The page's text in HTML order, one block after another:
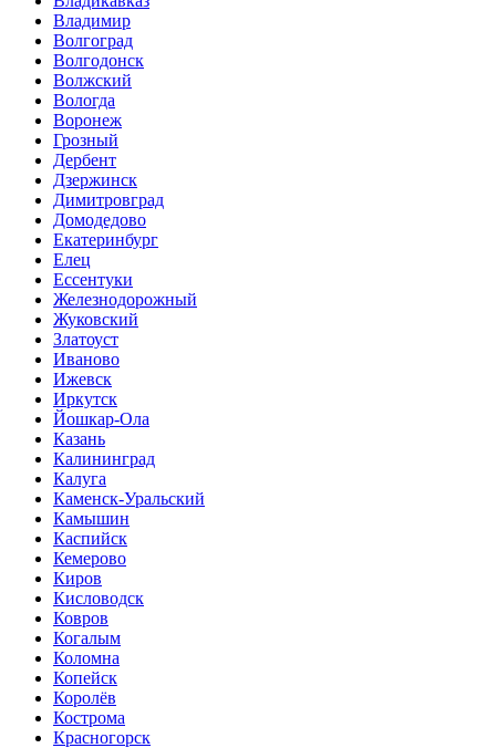
Владимир
Волгоград
Волгодонск
Волжский
Вологда
Воронеж
Грозный
Дербент
Дзержинск
Димитровград
Домодедово
Екатеринбург
Елец
Ессентуки
Железнодорожный
Жуковский
Златоуст
Иваново
Ижевск
Иркутск
Йошкар-Ола
Казань
Калининград
Калуга
Каменск-Уральский
Камышин
Каспийск
Кемерово
Киров
Кисловодск
Ковров
Когалым
Коломна
Копейск
Королёв
Кострома
Красногорск